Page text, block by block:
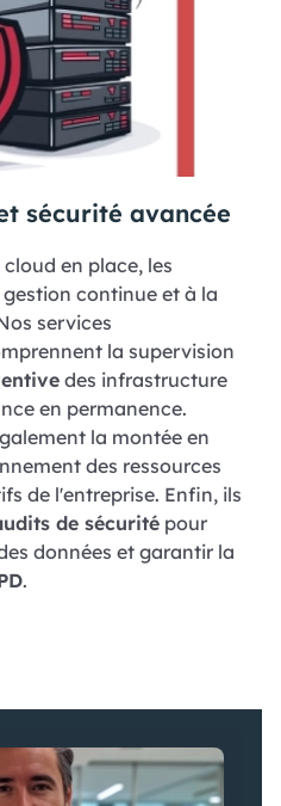
sécurité avancée
en place, les
continue et à la
services
la supervision
des infrastructure
en permanence.
la montée en
des ressources
de l'entreprise. Enfin, ils
de sécurité pour
données et garantir la
.